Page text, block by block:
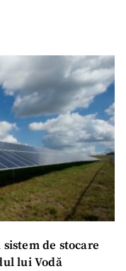
de stocare
lui Vodă